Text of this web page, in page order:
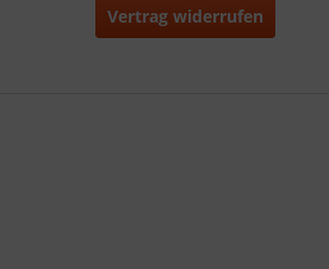
Vertrag widerrufen